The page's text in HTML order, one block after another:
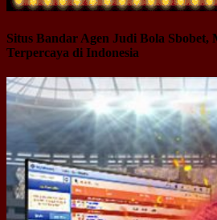
Situs Bandar Agen Judi Bola Sbobet,
Terpercaya di Indonesia